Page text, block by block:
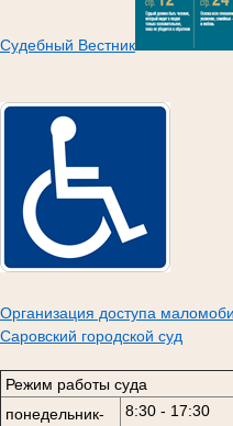
Судебный Вестник
Организация доступа
Саровский городской суд
Режим работы суда
понедельник-
8:30 - 17:30